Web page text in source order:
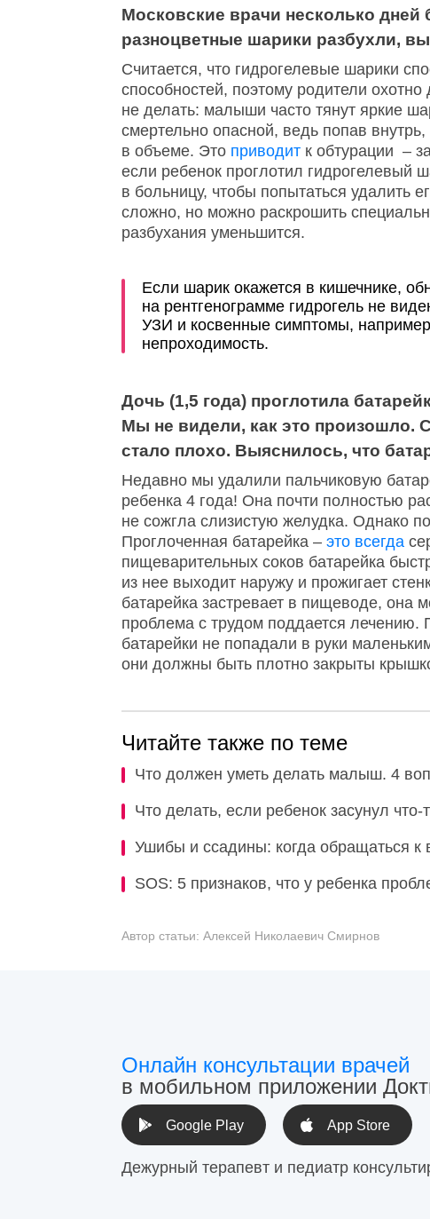
Московские врачи несколько дней
разноцветные шарики разбухли,
Считается, что гидрогелевые шарики
способностей, поэтому родители
не делать: малыши часто тянут яркие
смертельно опасной, ведь попав
в объеме. Это приводит к обтурации –
если ребенок проглотил гидрогелевый
в больницу, чтобы попытаться удалить
сложно, но можно раскрошить
разбухания уменьшится.
Если шарик окажется в кишечнике,
на рентгенограмме гидрогель не
УЗИ и косвенные симптомы,
непроходимость.
Дочь (1,5 года) проглотила
Мы не видели, как это произошло.
стало плохо. Выяснилось, что
Недавно мы удалили пальчиковую
ребенка 4 года! Она почти полностью
не сожгла слизистую желудка. Однако
Проглоченная батарейка – это всегда
пищеварительных соков батарейка
из нее выходит наружу и прожигает
батарейка застревает в пищеводе, она
проблема с трудом поддается лечению.
батарейки не попадали в руки
они должны быть плотно закрыты
Читайте также по теме
Что должен уметь делать малыш. 4
Что делать, если ребенок засунул
Ушибы и ссадины: когда обращаться к
SOS: 5 признаков, что у ребенка
Автор статьи: Алексей Николаевич Смирнов
Онлайн консультации врачей
в мобильном приложении
Google Play App Store
Дежурный терапевт и педиатр